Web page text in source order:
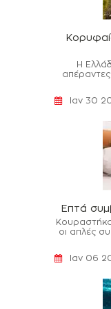
Η
απέραντες
Ιαν 30
Επτά
οι απλές
Ιαν 06